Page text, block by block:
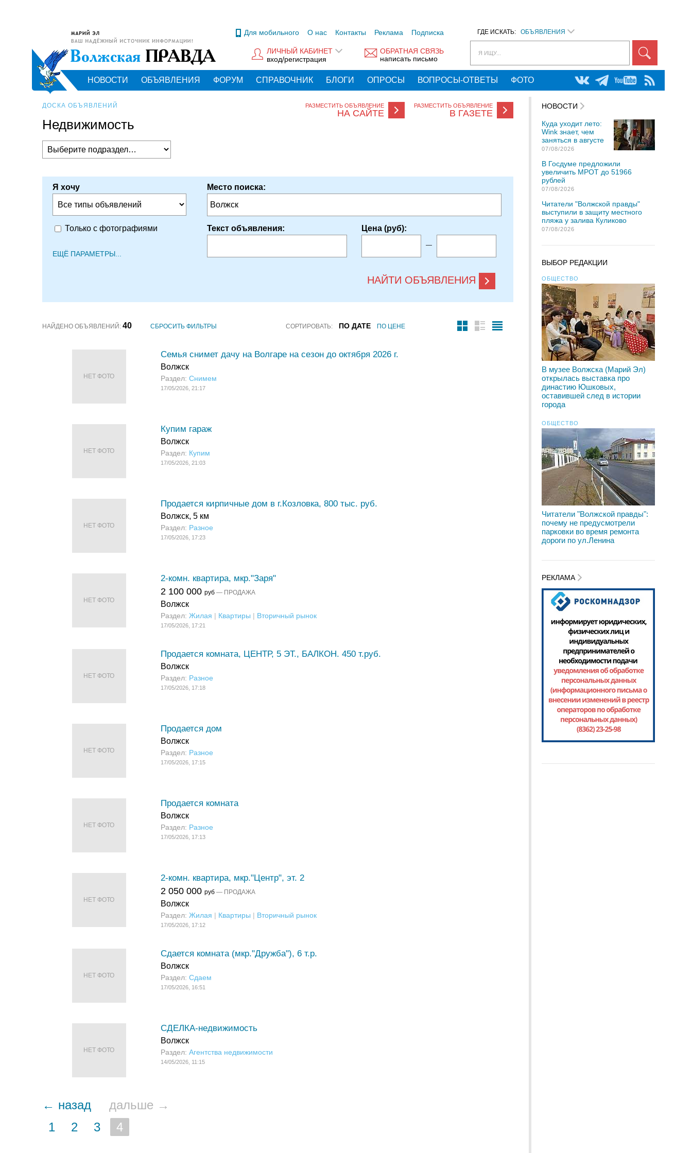
ГДЕ ИСКАТЬ: ОБЪЯВЛЕНИЯ
Я ИЩУ...
Для мобильного О нас Контакты Реклама Подписка
ОБРАТНАЯ СВЯЗЬ
написать письмо
ЛИЧНЫЙ КАБИНЕТ
вход/регистрация
НОВОСТИ ОБЪЯВЛЕНИЯ ФОРУМ СПРАВОЧНИК БЛОГИ ОПРОСЫ ВОПРОСЫ-ОТВЕТЫ ФОТО
РАЗМЕСТИТЬ ОБЪЯВЛЕНИЕ
НА САЙТЕ
РАЗМЕСТИТЬ ОБЪЯВЛЕНИЕ
В ГАЗЕТЕ
ДОСКА ОБЪЯВЛЕНИЙ
Недвижимость
Я хочу
Место поиска:
Волжск
Только с фотографиями Текст объявления: Цена (руб):
—
ЕЩЁ ПАРАМЕТРЫ...
НАЙТИ ОБЪЯВЛЕНИЯ
СОРТИРОВАТЬ: ПО ДАТЕ ПО ЦЕНЕ
НАЙДЕНО ОБЪЯВЛЕНИЙ: 40 СБРОСИТЬ ФИЛЬТРЫ
НЕТ ФОТО
Семья снимет дачу на Волгаре на сезон до октября 2026 г.
Волжск
Раздел: Снимем
17/05/2026, 21:17
НЕТ ФОТО
Купим гараж
Волжск
Раздел: Купим
17/05/2026, 21:03
НЕТ ФОТО
Продается кирпичные дом в г.Козловка, 800 тыс. руб.
Волжск, 5 км
Раздел: Разное
17/05/2026, 17:23
НЕТ ФОТО
2-комн. квартира, мкр."Заря"
2 100 000 руб — ПРОДАЖА
Волжск
Раздел: Жилая | Квартиры | Вторичный рынок
17/05/2026, 17:21
НЕТ ФОТО
Продается комната, ЦЕНТР, 5 ЭТ., БАЛКОН. 450 т.руб.
Волжск
Раздел: Разное
17/05/2026, 17:18
НЕТ ФОТО
Продается дом
Волжск
Раздел: Разное
17/05/2026, 17:15
НЕТ ФОТО
Продается комната
Волжск
Раздел: Разное
17/05/2026, 17:13
НЕТ ФОТО
2-комн. квартира, мкр."Центр", эт. 2
2 050 000 руб — ПРОДАЖА
Волжск
Раздел: Жилая | Квартиры | Вторичный рынок
17/05/2026, 17:12
НЕТ ФОТО
Сдается комната (мкр."Дружба"), 6 т.р.
Волжск
Раздел: Сдаем
17/05/2026, 16:51
НЕТ ФОТО
СДЕЛКА-недвижимость
Волжск
Раздел: Агентства недвижимости
14/05/2026, 11:15
← назад дальше →
1
2 3 4
НОВОСТИ
Куда уходит лето:
Wink знает, чем
заняться в августе
07/08/2026
В Госдуме предложили
увеличить МРОТ до 51966
рублей
07/08/2026
Читатели "Волжской правды"
выступили в защиту местного
пляжа у залива Куликово
07/08/2026
ВЫБОР РЕДАКЦИИ
ОБЩЕСТВО
В музее Волжска (Марий Эл)
открылась выставка про
династию Юшковых,
оставившей след в истории
города
ОБЩЕСТВО
Читатели "Волжской правды":
почему не предусмотрели
парковки во время ремонта
дороги по ул.Ленина
РЕКЛАМА